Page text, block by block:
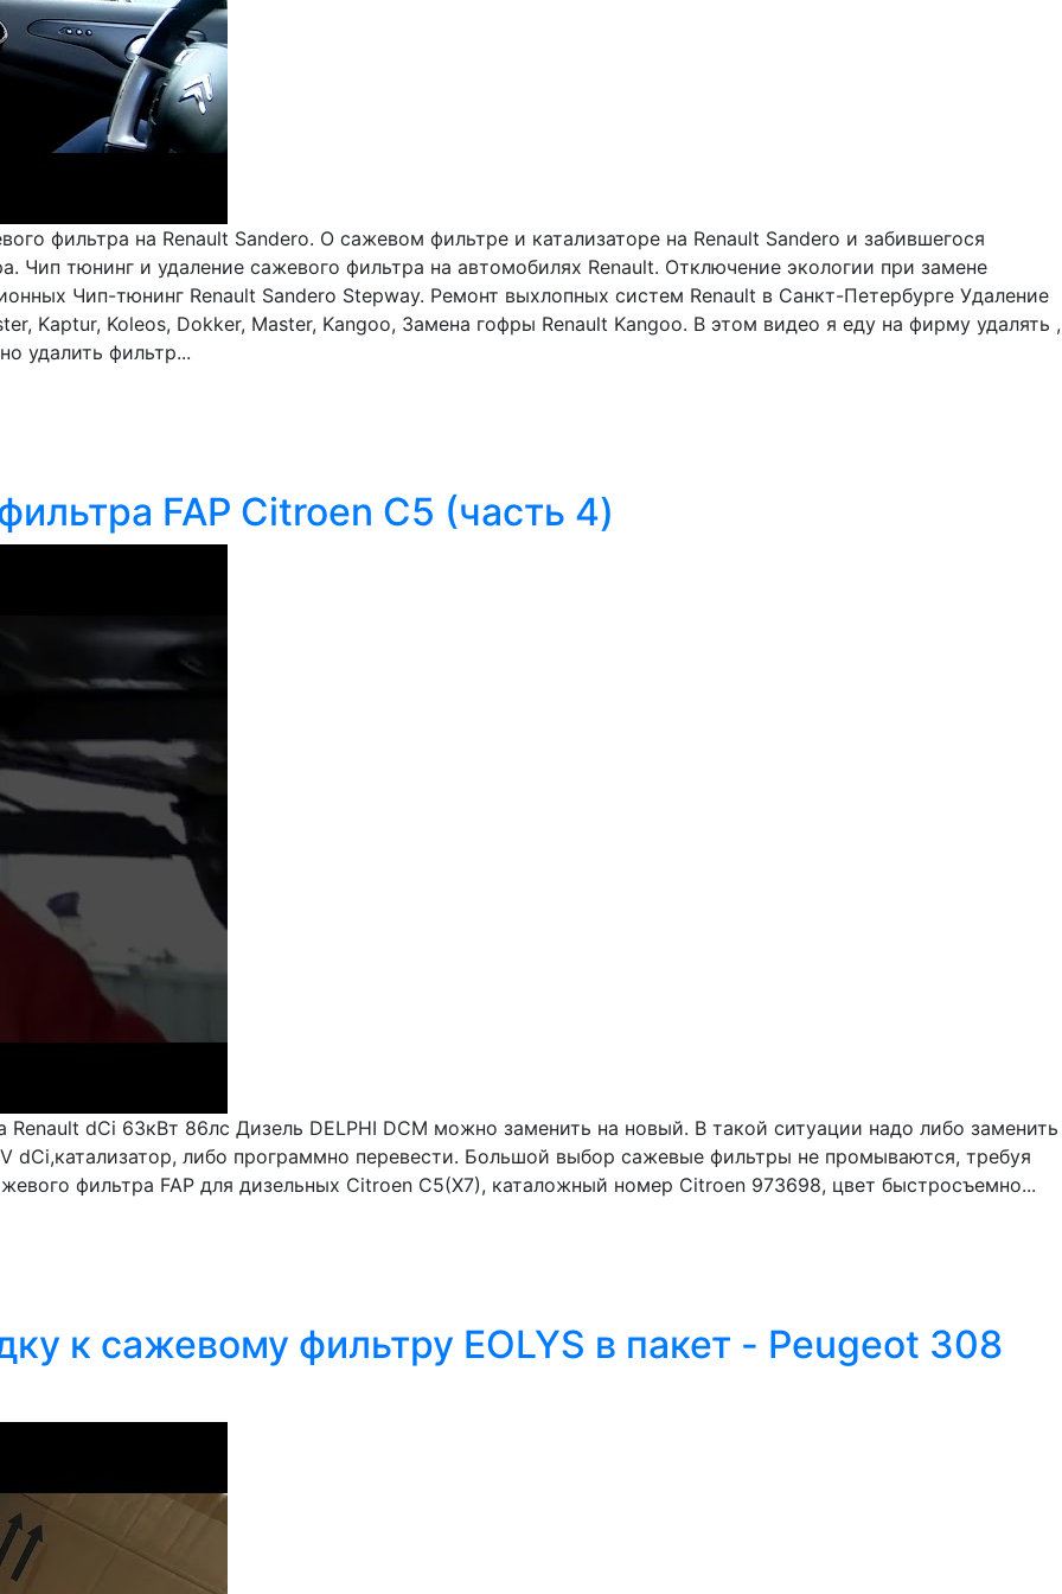
фильтра на Renault Sandero. О сажевом фильтре и катализаторе на Renault Sandero и забившегося
Чип тюнинг и удаление сажевого фильтра на автомобилях Renault. Отключение экологии при замене
Чип-тюнинг Renault Sandero Stepway. Ремонт выхлопных систем Renault в Санкт-Петербурге Удаление
Kaptur, Koleos, Dokker, Master, Kangoo, Замена гофры Renault Kangoo. В этом видео я еду на фирму удалять ,
удалить фильтр...
FAP Citroen C5 (часть 4)
dCi 63кВт 86лс Дизель DELPHI DCM можно заменить на новый. В такой ситуации надо либо заменить
dCi,катализатор, либо программно перевести. Большой выбор сажевые фильтры не промываются, требуя
фильтра FAP для дизельных Citroen C5(X7), каталожный номер Citroen 973698, цвет быстросъемно...
к сажевому фильтру EOLYS в пакет - Peugeot 308